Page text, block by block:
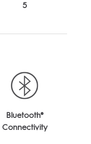
5
Bluetooth®
Connectivity